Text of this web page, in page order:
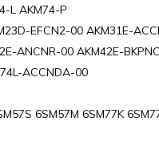
L AKM74-P
EFCN2-00 AKM31E-
ANCNR-00 AKM42E-
ACCNDA-00
6SM57M 6SM77K